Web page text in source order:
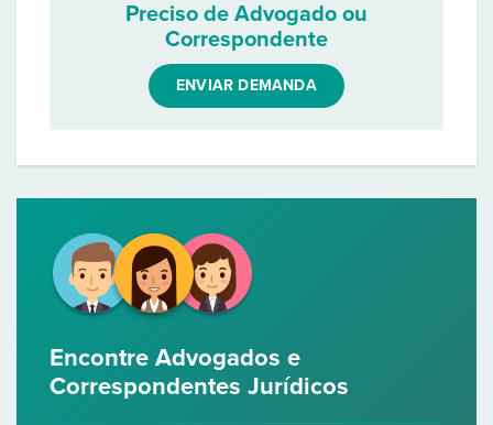
Preciso de Advogado ou
Correspondente
ENVIAR DEMANDA
Encontre Advogados e
Correspondentes Jurídicos